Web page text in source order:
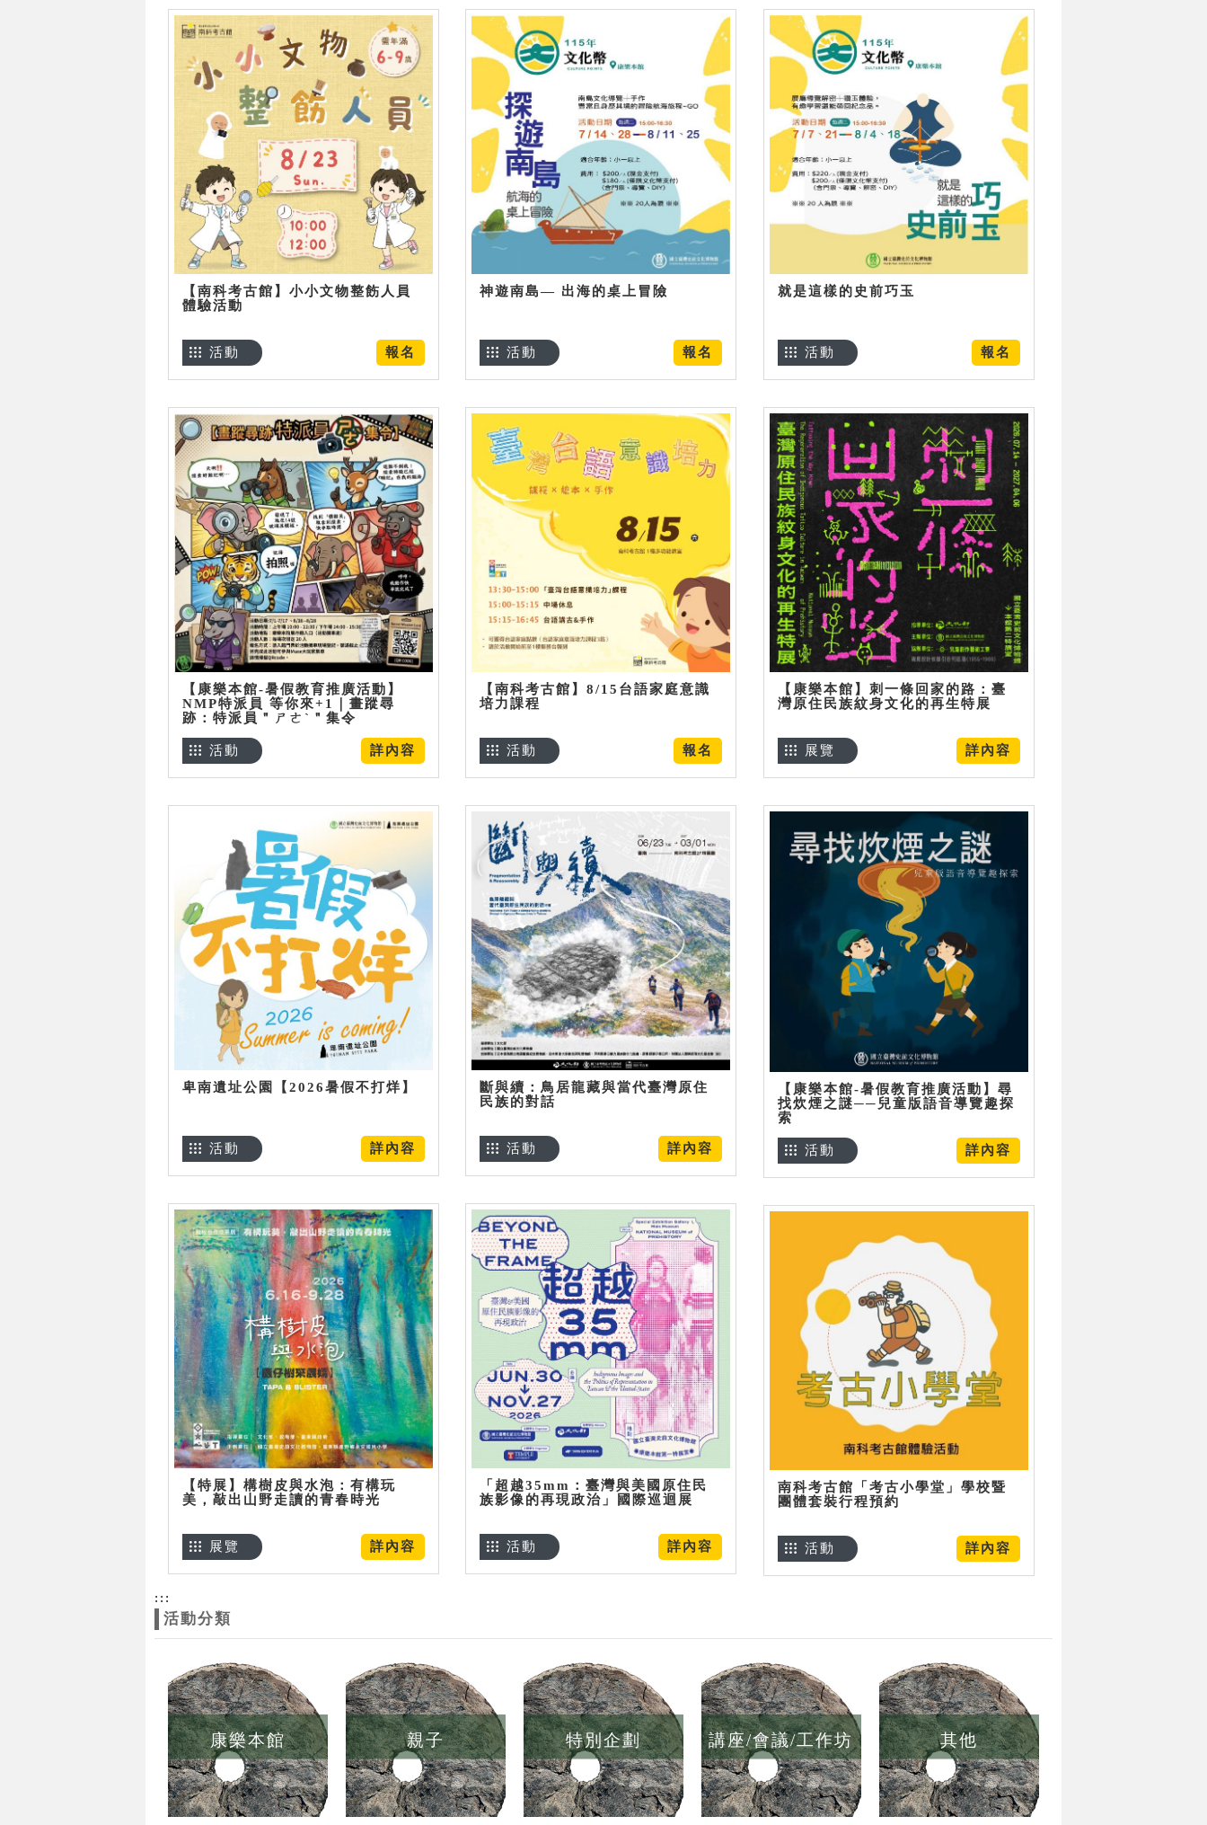
【南科考古館】小小文物整飭人員
體驗活動
報名
活動
神遊南島— 出海的桌上冒險
報名
活動
就是這樣的史前巧玉
報名
活動
【康樂本館-暑假教育推廣活動】
NMP特派員 等你來+1｜畫蹤尋
跡：特派員＂ㄕㄜˋ＂集令
詳內容
活動
【南科考古館】8/15台語家庭意識
培力課程
報名
活動
【康樂本館】刺一條回家的路：臺
灣原住民族紋身文化的再生特展
詳內容
展覽
卑南遺址公園【2026暑假不打烊】
詳內容
活動
斷與續：鳥居龍藏與當代臺灣原住
民族的對話
詳內容
活動
【康樂本館-暑假教育推廣活動】尋
找炊煙之謎──兒童版語音導覽趣探
索
詳內容
活動
【特展】構樹皮與水泡：有構玩
美，敲出山野走讀的青春時光
詳內容
展覽
「超越35mm：臺灣與美國原住民
族影像的再現政治」國際巡迴展
詳內容
活動
南科考古館「考古小學堂」學校暨
團體套裝行程預約
詳內容
活動
:::
活動分類
康樂本館 親子 特別企劃 講座/會議/工作坊 其他